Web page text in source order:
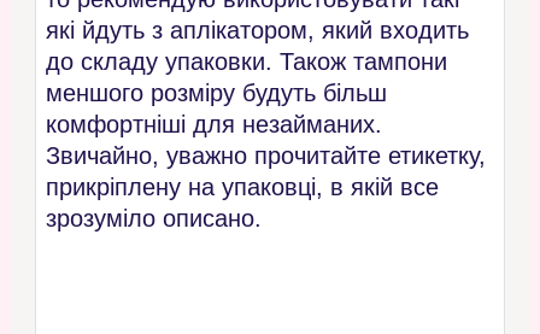
які йдуть з аплікатором, який входить
до складу упаковки. Також тампони
меншого розміру будуть більш
комфортніші для незайманих.
Звичайно, уважно прочитайте етикетку,
прикріплену на упаковці, в якій все
зрозуміло описано.